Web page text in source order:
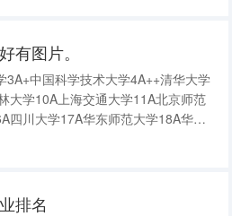
有图片。
中国科学技术大学4A++清华大学
大学10A上海交通大学11A北京师范
四川大学17A华东师范大学18A华中
西安交通大学23B+大连理工
排名